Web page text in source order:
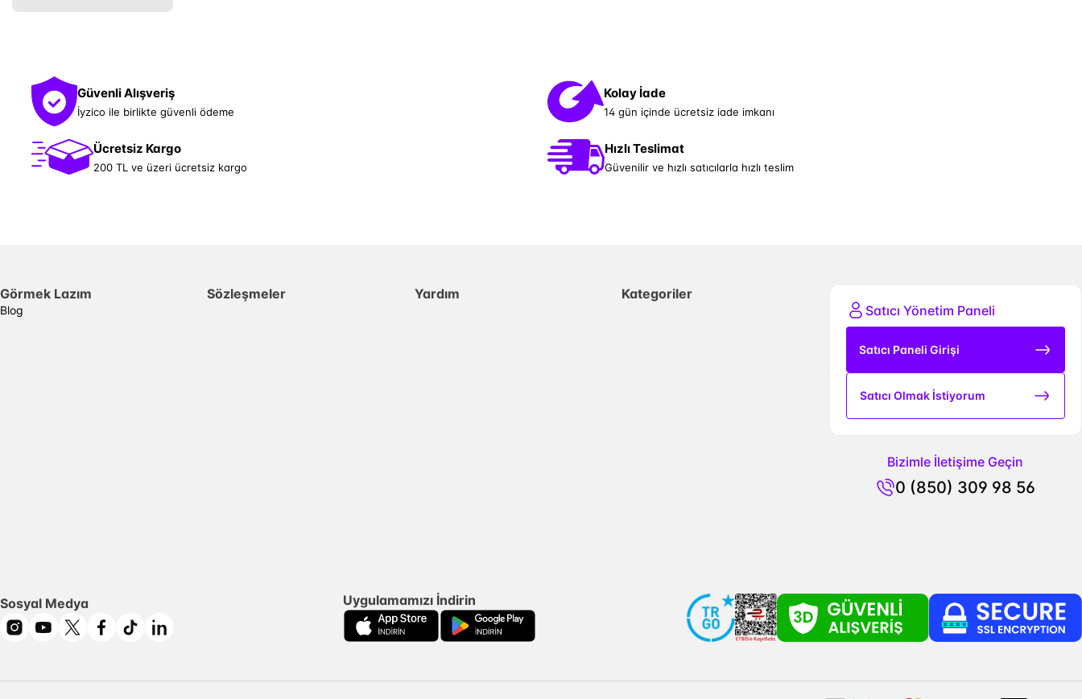
Güvenli Alışveriş
İyzico ile birlikte güvenli ödeme
Kolay İade
14 gün içinde ücretsiz iade imkanı
Ücretsiz Kargo
200 TL ve üzeri ücretsiz kargo
Hızlı Teslimat
Güvenilir ve hızlı satıcılarla hızlı teslim
Görmek Lazım
Blog
Sözleşmeler Yardım
Kategoriler
Satıcı Yönetim Paneli
Satıcı Paneli Girişi
Satıcı Olmak İstiyorum
Bizimle İletişime Geçin
0 (850) 309 98 56
Sosyal Medya Uygulamamızı İndirin